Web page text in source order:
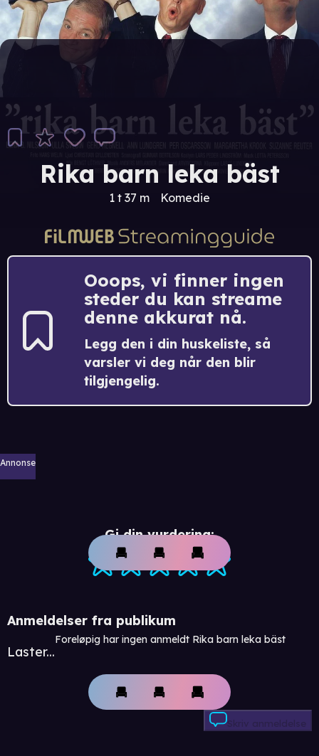
Rika barn leka bäst
1 t 37 m Komedie
Ooops, vi finner ingen
steder du kan streame
denne akkurat nå.
Legg den i din huskeliste, så
varsler vi deg når den blir
tilgjengelig.
Annonse
Gi din vurdering:
Anmeldelser fra publikum
Laster...
Foreløpig har ingen anmeldt Rika barn leka bäst
Skriv anmeldelse